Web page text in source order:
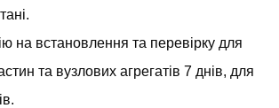
на встановлення та перевірку для
та вузлових агрегатів 7 днів, для